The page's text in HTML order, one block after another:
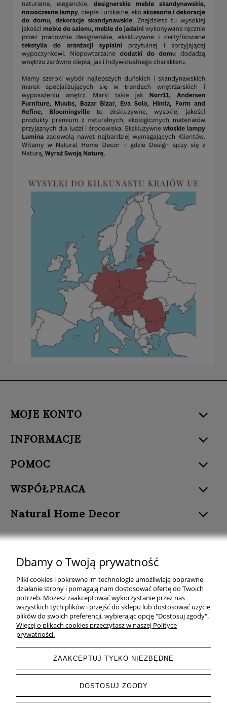
MOJE KONTO
INFORMACJE
POMOC
WSPÓŁPRACA
Natural Home Decor
Natural Home Decor | E-mail: sklep at naturalhomedecor.pl | Tel.:
507 707 299
| NIP: 7971800592 | REGON: 381429127
Copyright © 2026 - Naturalhomedecor.pl
Dbamy o Twoją prywatność
Pliki cookies i pokrewne im technologie umożliwiają poprawne
działanie strony i pomagają nam dostosować ofertę do Twoich
potrzeb. Możesz zaakceptować wykorzystanie przez nas
wszystkich tych plików i przejść do sklepu lub dostosować użycie
plików do swoich preferencji, wybierając opcję "Dostosuj zgody".
Więcej o plikach cookies przeczytasz w naszej Polityce
prywatności.
ZAAKCEPTUJ TYLKO NIEZBĘDNE
DOSTOSUJ ZGODY